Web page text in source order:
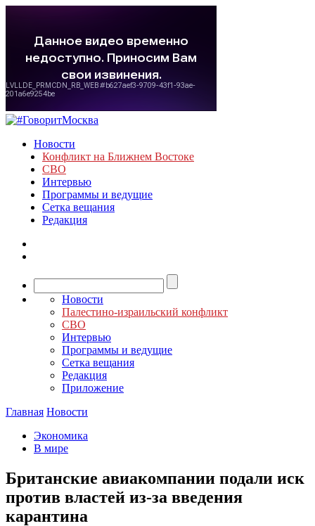
Новости
Конфликт на Ближнем Востоке
СВО
Интервью
Программы и ведущие
Сетка вещания
Редакция
Новости
Палестино-израильский конфликт
СВО
Интервью
Программы и ведущие
Сетка вещания
Редакция
Приложение
Главная Новости
Экономика
В мире
Британские авиакомпании подали иск
против властей из-за введения
карантина